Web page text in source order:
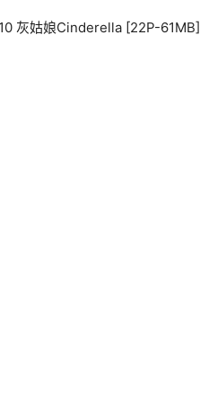
灰姑娘Cinderella [22P-61MB]